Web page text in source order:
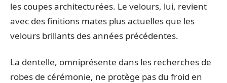
les coupes architecturées. Le velours, lui, revient
avec des finitions mates plus actuelles que les
velours brillants des années précédentes.
La dentelle, omniprésente dans les recherches de
robes de cérémonie, ne protège pas du froid en